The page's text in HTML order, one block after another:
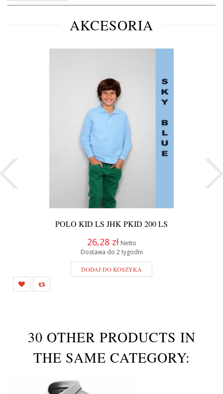
AKCESORIA
POLO KID LS JHK PKID 200 LS
26,28 zł Netto
Dostawa do 2 tygodni
DODAJ DO KOSZYKA
30 OTHER PRODUCTS IN
THE SAME CATEGORY: